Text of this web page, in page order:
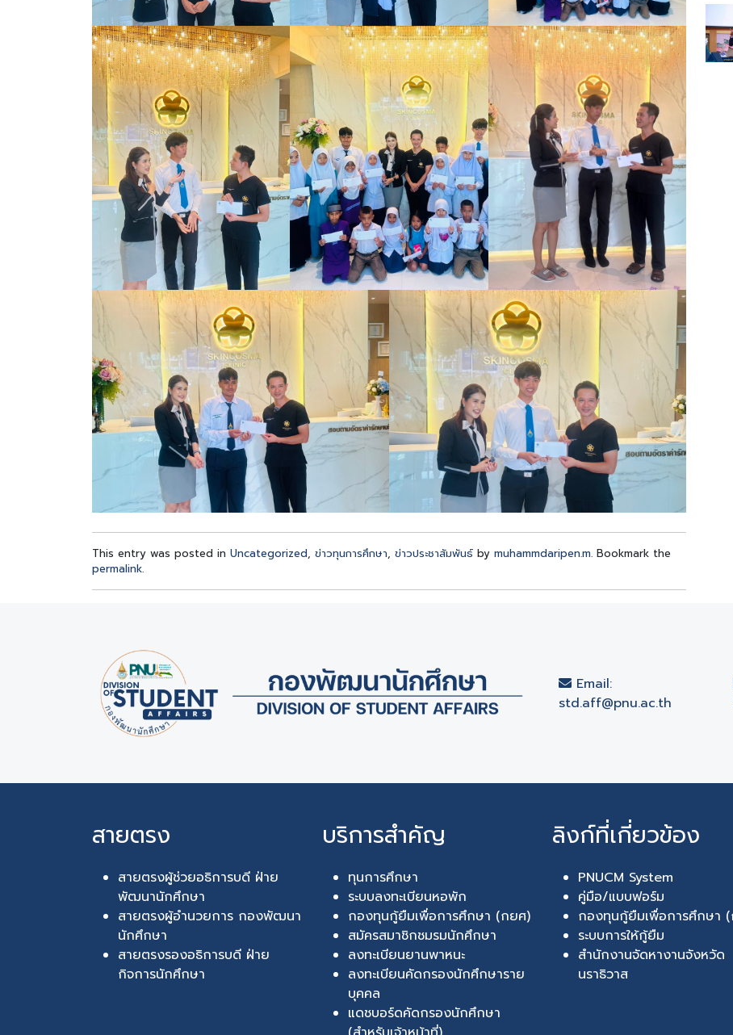
This entry was posted in Uncategorized, ข่าวทุนการศึกษา, ข่าวประชาสัมพันธ์ by muhammdaripen.m. Bookmark the
permalink.
Email:
std.aff@pnu.ac.th
สายตรง
สายตรงผู้ช่วยอธิการบดี ฝ่าย
พัฒนานักศึกษา
สายตรงผู้อำนวยการ กองพัฒนา
นักศึกษา
สายตรงรองอธิการบดี ฝ่าย
กิจการนักศึกษา
บริการสำคัญ
ทุนการศึกษา
ระบบลงทะเบียนหอพัก
กองทุนกู้ยืมเพื่อการศึกษา (กยศ)
สมัครสมาชิกชมรมนักศึกษา
ลงทะเบียนยานพาหนะ
ลงทะเบียนคัดกรองนักศึกษาราย
บุคคล
แดชบอร์ดคัดกรองนักศึกษา
ลิงก์ที่เกี่ยวข้อง
PNUCM System
คู่มือ/แบบฟอร์ม
กองทุนกู้ยืมเพื่อการศึกษา
ระบบการให้กู้ยืม
สำนักงานจัดหางานจังหวัด
นราธิวาส